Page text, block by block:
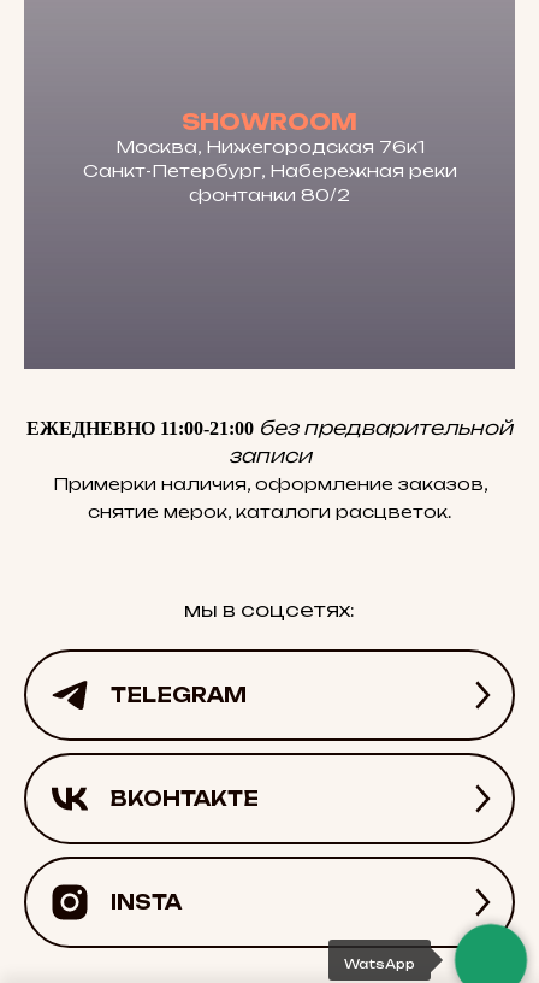
WatsApp
SHOWROOM
Москва, Нижегородская 76к1
Санкт-Петербург, Набережная реки
фонтанки 80/2
ЕЖЕДНЕВНО 11:00-21:00 без предварительной
записи
Примерки наличия, оформление заказов,
снятие мерок, каталоги расцветок.
мы в соцсетях:
TELEGRAM
ВКОНТАКТЕ
INSTA